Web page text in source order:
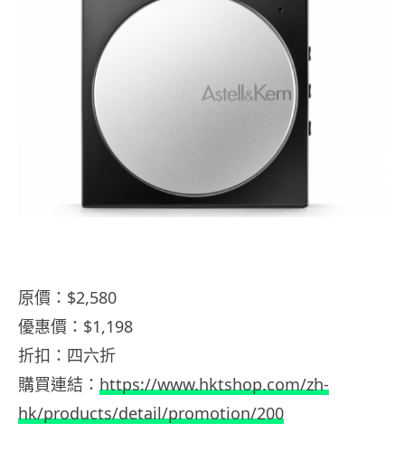
原價：$2,580
優惠價：$1,198
折扣：四六折
購買連結： https://www.hktshop.com/zh-
hk/products/detail/promotion/200